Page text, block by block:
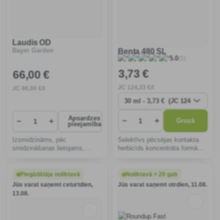
Laudis OD
Bayer Garden
66,00 €
− +
Apsardzes
pieejamība
Izsmidzināms, pēc
smidzināšanas lietojams,
divdīgļlapju nezāļu un
viengadīgo graudzāļu
ierobežošanai kukurūzā.
Benta 480 SL
5.0(5)
3,73 €
124
− + Grozā
Selektīvs pēcsējas kontakta
herbicīds koncentrāta formā
ierobežošanai kartupeļos,
zirņos, pupās, linos, pupās un
Piegādātāja noliktavā
Jūs varat saņemt ceturtdien,
13.08.
Noliktavā > 20 gab
Jūs varat saņemt otrdien, 11.08.